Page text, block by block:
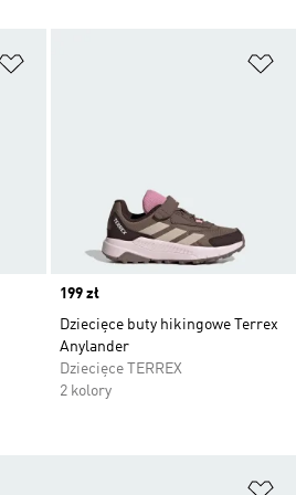
Price
199 zł
Dziecięce buty hikingowe Terrex
Anylander
Dziecięce TERREX
2 kolory